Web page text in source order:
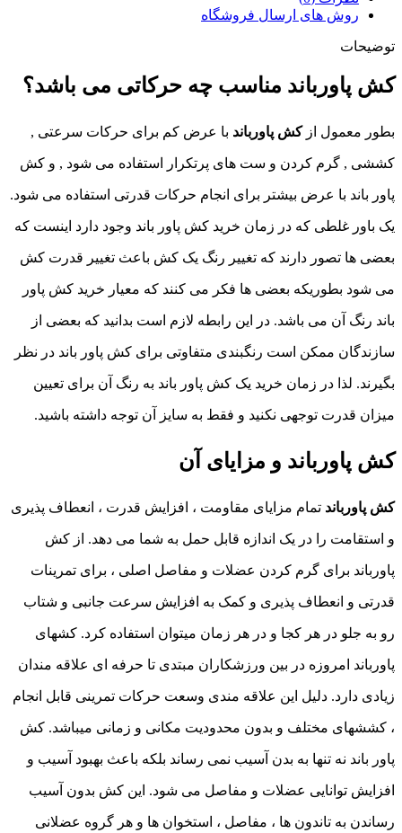
روش های ارسال فروشگاه
توضیحات
کش پاورباند مناسب چه حرکاتی می باشد؟
بطور معمول ازکش پاورباند با عرض کم برای حرکات سرعتی ,
کششی , گرم کردن و ست های پرتکرار استفاده می شود , و کش
پاور باند با عرض بیشتر برای انجام حرکات قدرتی استفاده می شود.
یک باور غلطی که در زمان خرید کش پاور باند وجود دارد اینست که
بعضی ها تصور دارند که تغییر رنگ یک کش باعث تغییر قدرت کش
می شود بطوریکه بعضی ها فکر می کنند که معیار خرید کش پاور
باند رنگ آن می باشد. در این رابطه لازم است بدانید که بعضی از
سازندگان ممکن است رنگبندی متفاوتی برای کش پاور باند در نظر
بگیرند. لذا در زمان خرید یک کش پاور باند به رنگ آن برای تعیین
میزان قدرت توجهی نکنید و فقط به سایز آن توجه داشته باشید.
کش پاورباند و مزایای آن
کش پاورباند تمام مزایای مقاومت ، افزایش قدرت ، انعطاف پذیری
و استقامت را در یک اندازه قابل حمل به شما می دهد. از کش
پاورباند برای گرم کردن عضلات و مفاصل اصلی ، برای تمرینات
قدرتی و انعطاف پذیری و کمک به افزایش سرعت جانبی و شتاب
رو به جلو در هر کجا و در هر زمان میتوان استفاده کرد. کشهای
پاورباند امروزه در بین ورزشکاران مبتدی تا حرفه ای علاقه مندان
زیادی دارد. دلیل این علاقه مندی وسعت حرکات تمرینی قابل انجام
، کششهای مختلف و بدون محدودیت مکانی و زمانی میباشد. کش
پاور باند نه تنها به بدن آسیب نمی رساند بلکه باعث بهبود آسیب و
افزایش توانایی عضلات و مفاصل می شود. این کش بدون آسیب
رساندن به تاندون ها ، مفاصل ، استخوان ها و هر گروه عضلانی